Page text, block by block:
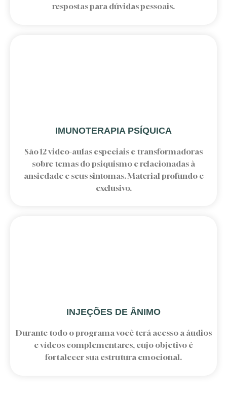
respostas para dúvidas pessoais.
IMUNOTERAPIA PSÍQUICA
São 12 video-aulas especiais e transformadoras
sobre temas do psiquismo e relacionadas à
ansiedade e seus sintomas. Material profundo e
exclusivo.
INJEÇÕES DE ÂNIMO
Durante todo o programa você terá acesso a áudios
e vídeos complementares, cujo objetivo é
fortalecer sua estrutura emocional.